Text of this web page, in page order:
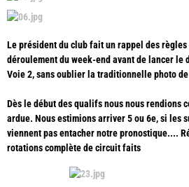
Le président du club fait un rappel des
déroulement du week-end avant de lancer le
Voie 2, sans oublier la traditionnelle photo
Dès le début des qualifs nous nous rendions
ardue. Nous estimions arriver 5 ou 6e, si les
viennent pas entacher notre pronostique....
rotations complète de circuit faits